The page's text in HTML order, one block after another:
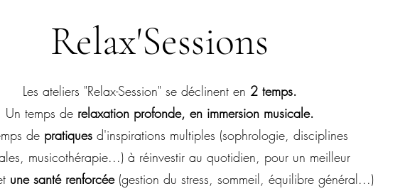
Relax'Sessions
Les ateliers "Relax-Session" se déclinent en 2 temps.
Un temps de relaxation profonde, en immersion musicale.
de pratiquesd'inspirations multiples (sophrologie, disciplines
musicothérapie...) à réinvestir au quotidien, pour un meilleur
une santé renforcée(gestion du stress, sommeil, équilibre général...)